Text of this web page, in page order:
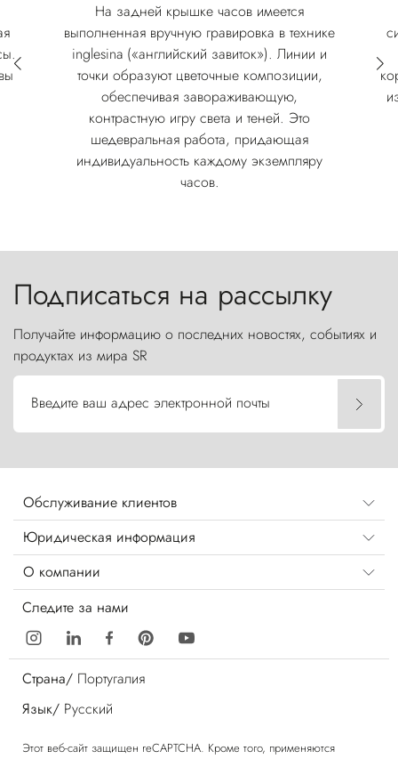
На задней крышке часов имеется
выполненная вручную гравировка в технике
inglesina («английский завиток»). Линии и
точки образуют цветочные композиции,
обеспечивая завораживающую,
контрастную игру света и теней. Это
шедевральная работа, придающая
индивидуальность каждому экземпляру
часов.
Подписаться на рассылку
Получайте информацию о последних новостях, событиях и
продуктах из мира SR
Введите ваш адрес электронной почты
Обслуживание клиентов
Юридическая информация
О компании
Следите за нами
Страна/ Португалия
Язык/ Русский
Этот веб-сайт защищен reCAPTCHA. Кроме того, применяются